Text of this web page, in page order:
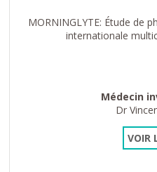
MORNINGLYTE: Étude de
internationale
Médecin
Dr
VOIR